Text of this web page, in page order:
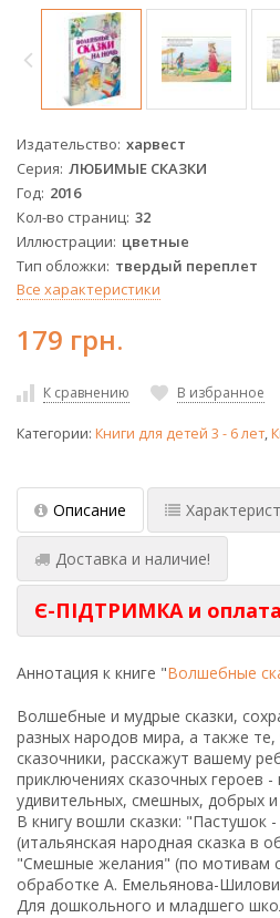
Издательство харвест
Серия ЛЮБИМЫЕ СКАЗКИ
Год 2016
Кол-во страниц 32
Иллюстрации цветные
Тип обложки твердый переплет
Все характеристики
179 грн.
К сравнению В избранное
Категории: Книги для детей 3 - 6 лет,
Описание
Доставка и наличие!
Є-ПІДТРИМКА и
Аннотация к книге "Волшебные
Волшебные и мудрые сказки,
разных народов мира, а также те,
сказочники, расскажут вашему
приключениях сказочных героев
удивительных, смешных, добрых
В книгу вошли сказки: "Пастушок
(итальянская народная сказка в
"Смешные желания" (по мотивам
обработке А. Емельянова-
Для дошкольного и младшего